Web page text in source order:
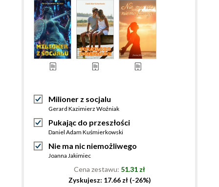
Milioner z socjalu
Gerard Kazimierz Woźniak
Pukając do przeszłości
Daniel Adam Kuśmierkowski
Nie ma nic niemożliwego
Joanna Jakimiec
Cena zestawu: 51.31 zł
Zyskujesz: 17.66 zł (-26%)